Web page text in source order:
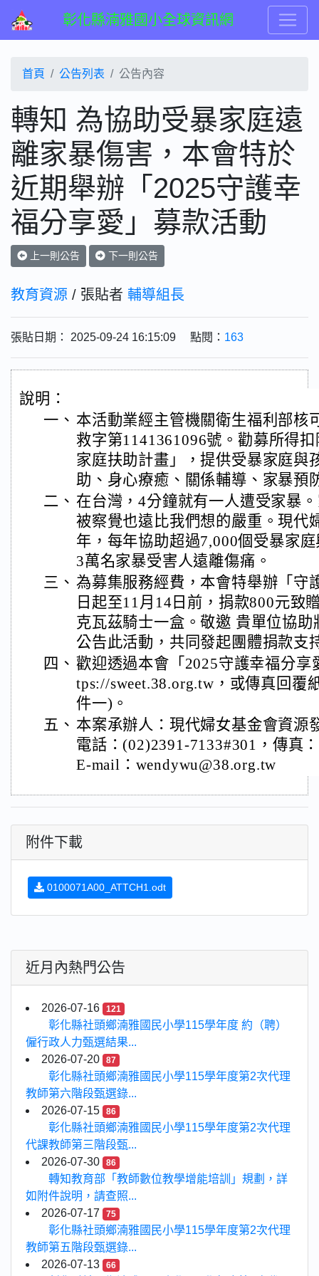
彰化縣湳雅國小全球資訊網
首頁 公告列表 公告內容
轉知 為協助受暴家庭遠
離家暴傷害，本會特於
近期舉辦「2025守護幸
福分享愛」募款活動
上一則公告 下一則公告
教育資源 / 張貼者 輔導組長
張貼日期： 2025-09-24 16:15:09 點閱： 163
說明：
一、 本活動業經主管機關衛生福利部核
救字第1141361096號。勸募所得
家庭扶助計畫」，提供受暴家庭與
助、身心療癒、關係輔導、家暴預
二、 在台灣，4分鐘就有一人遭受家暴
被察覺也遠比我們想的嚴重。現代
年，每年協助超過7,000個受暴家
3萬名家暴受害人遠離傷痛。
三、 為募集服務經費，本會特舉辦「守
日起至11月14日前，捐款800元致
克瓦茲騎士一盒。敬邀 貴單位協
公告此活動，共同發起團體捐款支
四、 歡迎透過本會「2025守護幸福分
tps://sweet.38.org.tw，或傳真回覆
件一)。
五、 本案承辦人：現代婦女基金會資源
電話：(02)2391-7133#301，傳真
E-mail：wendywu@38.org.tw
附件下載
0100071A00_ATTCH1.odt
近月內熱門公告
2026-07-16 121
彰化縣社頭鄉湳雅國民小學115學年度 約（聘）
僱行政人力甄選結果...
2026-07-20
87
彰化縣社頭鄉湳雅國民小學115學年度第2次代理
教師第六階段甄選錄...
2026-07-15
86
彰化縣社頭鄉湳雅國民小學115學年度第2次代理
代課教師第三階段甄...
2026-07-30
86
轉知教育部「教師數位教學增能培訓」規劃，詳
如附件說明，請查照...
2026-07-17
75
彰化縣社頭鄉湳雅國民小學115學年度第2次代理
教師第五階段甄選錄...
2026-07-13
66